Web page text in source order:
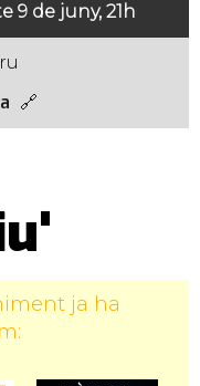
9 de juny, 21h
ja ha